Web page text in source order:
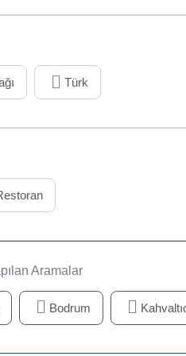
Türk
Aramalar
Bodrum